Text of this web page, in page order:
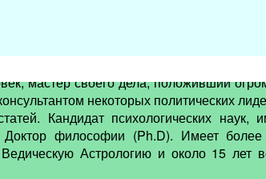
мастер своего дела, положивший
некоторых политических
Кандидат психологических наук,
Доктор философии (Ph.D). Имеет
Астрологию и около 15 лет